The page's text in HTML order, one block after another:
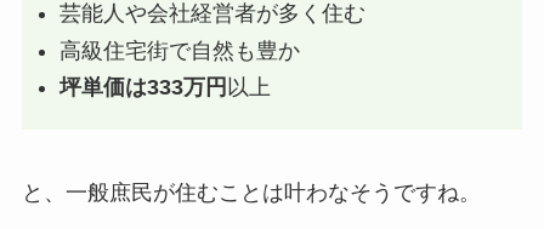
芸能人や会社経営者が多く住む
高級住宅街で自然も豊か
坪単価は333万円 以上
と、一般庶民が住むことは叶わなそうですね。